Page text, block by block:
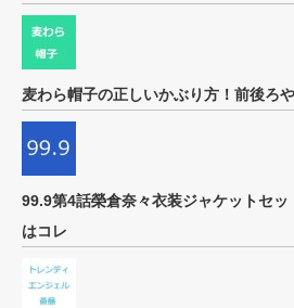
麦わら帽子の正しいかぶり方！前後ろ
99.9第4話榮倉奈々衣装ジャケットセ
はコレ